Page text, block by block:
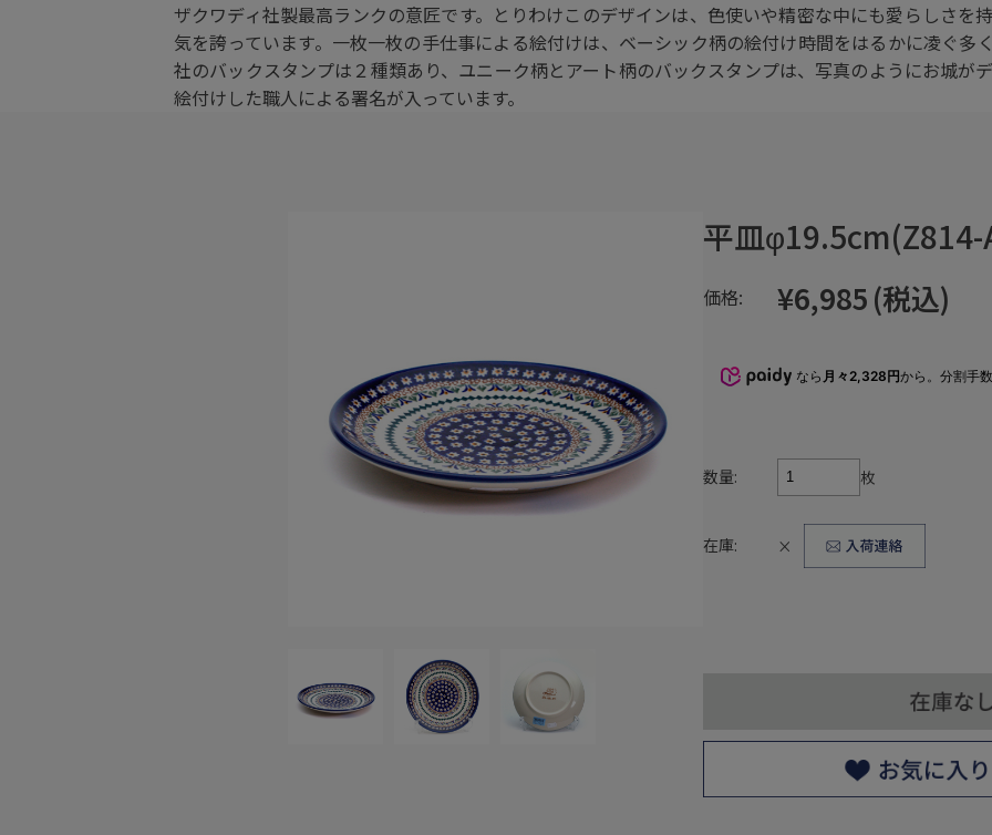
ザクワディ社製最高ランクの意匠です。とりわけこのデザインは、色使いや精密な中にも愛らしさを
気を誇っています。一枚一枚の手仕事による絵付けは、ベーシック柄の絵付け時間をはるかに凌ぐ多
社のバックスタンプは２種類あり、ユニーク柄とアート柄のバックスタンプは、写真のようにお城が
絵付けした職人による署名が入っています。
平皿φ19.5cm(Z814-
価格: ¥6,985(税込)
なら 月々2,328円から。分割手
数量: 枚
在庫: ×